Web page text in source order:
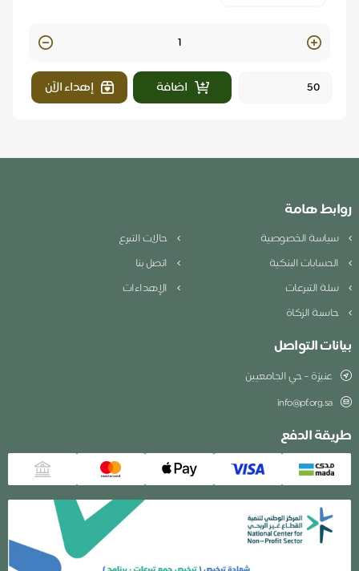
Quantity
اضافة
إهداء الآن
روابط هامة
سياسة الخصوصية
حالات التبرع
الحسابات البنكية
اتصل بنا
سلة التبرعات
الإهداءات
حاسبة الزكاة
بيانات التواصل
عنيزة – حي الجامعيين
info@pf.org.sa
طريقة الدفع